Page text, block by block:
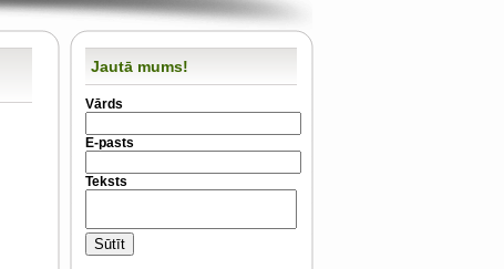
Jautā mums!
Vārds
E-pasts
Teksts
Sūtīt